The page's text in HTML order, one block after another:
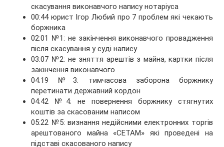
скасування виконавчого напису нотаріуса
00:44 юрист Ігор Любий про 7 проблем які чекають
боржника
02:01 №1: не закінчення виконавчого провадження
після скасування у суді напису
03:07 №2: не зняття арештів з майна, картки після
закінчення виконавчого
04:19 №3: тимчасова заборона боржнику
перетинати державний кордон
04:42 №4: не повернення боржнику стягнутих
коштів за скасованим написом
05:22 №5: визнання недійсними електронних торгів
арештованого майна «СЕТАМ» які проведені на
підставі скасованого напису